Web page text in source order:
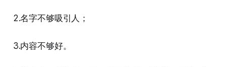
2.名字不够吸引人；
3.内容不够好。